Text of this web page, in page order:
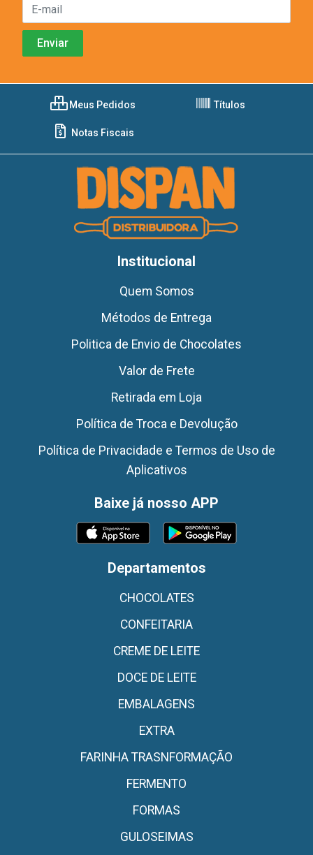
Meus Pedidos Títulos
Notas Fiscais
Institucional
Quem Somos
Métodos de Entrega
Politica de Envio de Chocolates
Valor de Frete
Retirada em Loja
Política de Troca e Devolução
Política de Privacidade e Termos de Uso de
Aplicativos
Baixe já nosso APP
Departamentos
CHOCOLATES
CONFEITARIA
CREME DE LEITE
DOCE DE LEITE
EMBALAGENS
EXTRA
FARINHA TRASNFORMAÇÃO
FERMENTO
FORMAS
GULOSEIMAS